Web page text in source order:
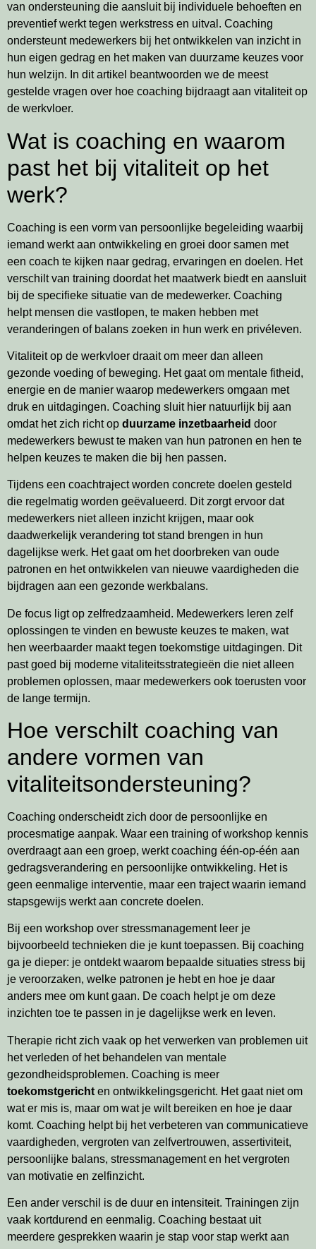
van ondersteuning die aansluit bij individuele behoeften en
preventief werkt tegen werkstress en uitval. Coaching
ondersteunt medewerkers bij het ontwikkelen van inzicht in
hun eigen gedrag en het maken van duurzame keuzes voor
hun welzijn. In dit artikel beantwoorden we de meest
gestelde vragen over hoe coaching bijdraagt aan vitaliteit op
de werkvloer.
Wat is coaching en waarom
past het bij vitaliteit op het
werk?
Coaching is een vorm van persoonlijke begeleiding waarbij
iemand werkt aan ontwikkeling en groei door samen met
een coach te kijken naar gedrag, ervaringen en doelen. Het
verschilt van training doordat het maatwerk biedt en aansluit
bij de specifieke situatie van de medewerker. Coaching
helpt mensen die vastlopen, te maken hebben met
veranderingen of balans zoeken in hun werk en privéleven.
Vitaliteit op de werkvloer draait om meer dan alleen
gezonde voeding of beweging. Het gaat om mentale fitheid,
energie en de manier waarop medewerkers omgaan met
druk en uitdagingen. Coaching sluit hier natuurlijk bij aan
omdat het zich richt op duurzame inzetbaarheid door
medewerkers bewust te maken van hun patronen en hen te
helpen keuzes te maken die bij hen passen.
Tijdens een coachtraject worden concrete doelen gesteld
die regelmatig worden geëvalueerd. Dit zorgt ervoor dat
medewerkers niet alleen inzicht krijgen, maar ook
daadwerkelijk verandering tot stand brengen in hun
dagelijkse werk. Het gaat om het doorbreken van oude
patronen en het ontwikkelen van nieuwe vaardigheden die
bijdragen aan een gezonde werkbalans.
De focus ligt op zelfredzaamheid. Medewerkers leren zelf
oplossingen te vinden en bewuste keuzes te maken, wat
hen weerbaarder maakt tegen toekomstige uitdagingen. Dit
past goed bij moderne vitaliteitsstrategieën die niet alleen
problemen oplossen, maar medewerkers ook toerusten voor
de lange termijn.
Hoe verschilt coaching van
andere vormen van
vitaliteitsondersteuning?
Coaching onderscheidt zich door de persoonlijke en
procesmatige aanpak. Waar een training of workshop kennis
overdraagt aan een groep, werkt coaching één-op-één aan
gedragsverandering en persoonlijke ontwikkeling. Het is
geen eenmalige interventie, maar een traject waarin iemand
stapsgewijs werkt aan concrete doelen.
Bij een workshop over stressmanagement leer je
bijvoorbeeld technieken die je kunt toepassen. Bij coaching
ga je dieper: je ontdekt waarom bepaalde situaties stress bij
je veroorzaken, welke patronen je hebt en hoe je daar
anders mee om kunt gaan. De coach helpt je om deze
inzichten toe te passen in je dagelijkse werk en leven.
Therapie richt zich vaak op het verwerken van problemen uit
het verleden of het behandelen van mentale
gezondheidsproblemen. Coaching is meer
toekomstgericht en ontwikkelingsgericht. Het gaat niet om
wat er mis is, maar om wat je wilt bereiken en hoe je daar
komt. Coaching helpt bij het verbeteren van communicatieve
vaardigheden, vergroten van zelfvertrouwen, assertiviteit,
persoonlijke balans, stressmanagement en het vergroten
van motivatie en zelfinzicht.
Een ander verschil is de duur en intensiteit. Trainingen zijn
vaak kortdurend en eenmalig. Coaching bestaat uit
meerdere gesprekken waarin je stap voor stap werkt aan